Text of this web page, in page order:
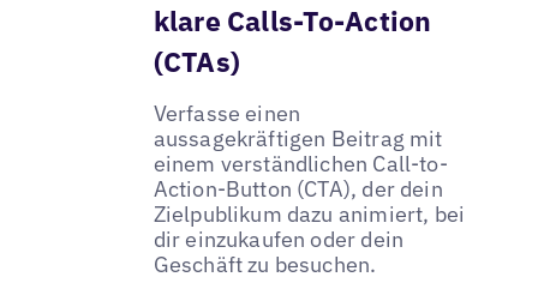
klare Calls-To-Action
(CTAs)
Verfasse einen
aussagekräftigen Beitrag mit
einem verständlichen Call-to-
Action-Button (CTA), der dein
Zielpublikum dazu animiert, bei
dir einzukaufen oder dein
Geschäft zu besuchen.